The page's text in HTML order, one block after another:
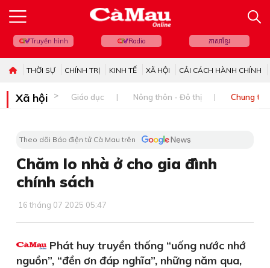
Truyền hình Radio ភាសាខ្មែរ
THỜI SỰ CHÍNH TRỊ KINH TẾ XÃ HỘI CẢI CÁCH HÀNH CHÍNH
Xã hội Giáo dục Nông thôn - Đô thị Chung
Theo dõi Báo điện tử Cà Mau trên
Chăm lo nhà ở cho gia đình
chính sách
16 tháng 07 2025 05:47
Phát huy truyền thống “uống nước nhớ
nguồn”, “đền ơn đáp nghĩa”, những năm qua,